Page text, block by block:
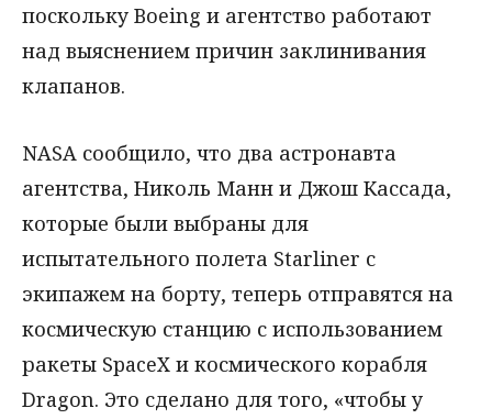
поскольку Boeing и агентство работают
над выяснением причин заклинивания
клапанов.
NASA сообщило, что два астронавта
агентства, Николь Манн и Джош Кассада,
которые были выбраны для
испытательного полета Starliner с
экипажем на борту, теперь отправятся на
космическую станцию с использованием
ракеты SpaceX и космического корабля
Dragon. Это сделано для того, «чтобы у